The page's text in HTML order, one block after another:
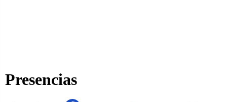
Presencias